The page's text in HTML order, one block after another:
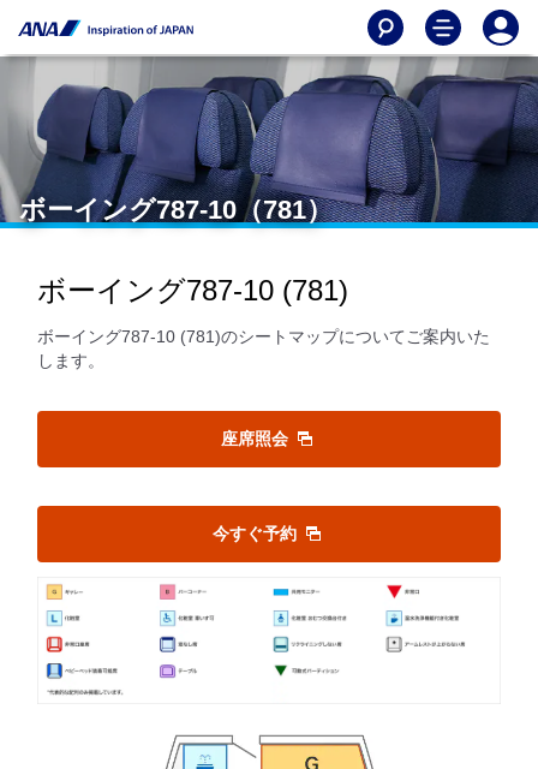
ボーイング787-10（781）
ボーイング787-10 (781)
ボーイング787-10 (781)のシートマップについてご案内いた
します。
座席照会
今すぐ予約